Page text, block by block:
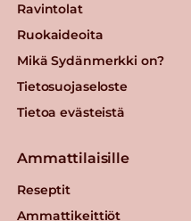
Ravintolat
Ruokaideoita
Mikä Sydänmerkki on?
Tietosuojaseloste
Tietoa evästeistä
Ammattilaisille
Reseptit
Ammattikeittiöt